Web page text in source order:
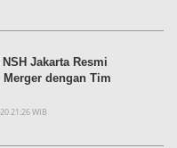
Jakarta Resmi
Merger dengan Tim
21:26 WIB